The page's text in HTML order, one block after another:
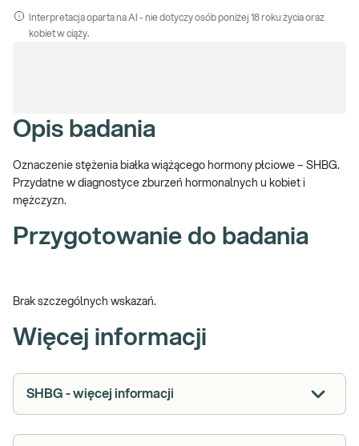
Interpretacja oparta na AI - nie dotyczy osób poniżej 18 roku życia oraz
kobiet w ciąży.
Opis badania
Oznaczenie stężenia białka wiążącego hormony płciowe – SHBG.
Przydatne w diagnostyce zburzeń hormonalnych u kobiet i
mężczyzn.
Przygotowanie do badania
Brak szczególnych wskazań.
Więcej informacji
SHBG - więcej informacji